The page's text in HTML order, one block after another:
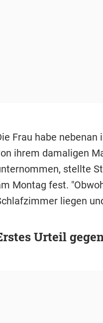
Frau habe
ihrem damaligen
stellte
Montag fest.
liegen
Urteil